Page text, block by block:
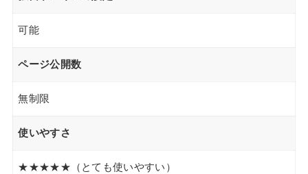
可能
ページ公開数
無制限
使いやすさ
★★★★★（とても使いやすい）